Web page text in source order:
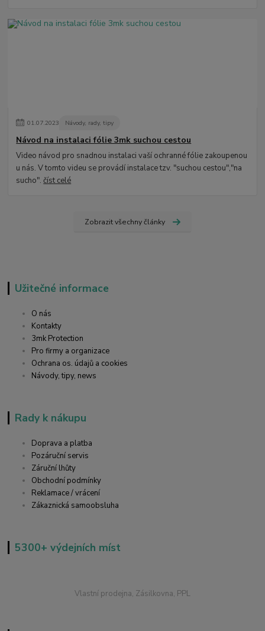
01.07.2023 Návody, rady, tipy
Návod na instalaci fólie 3mk suchou cestou
Video návod pro snadnou instalaci vaší ochranné fólie zakoupenou
u nás. V tomto videu se provádí instalace tzv. "suchou cestou","na
sucho".číst celé
Zobrazit všechny články
Užitečné informace
O nás
Kontakty
3mk Protection
Pro firmy a organizace
Ochrana os. údajů a cookies
Návody, tipy, news
Rady k nákupu
Doprava a platba
Pozáruční servis
Záruční lhůty
Obchodní podmínky
Reklamace / vrácení
Zákaznická samoobsluha
5300+ výdejních míst
Vlastní prodejna, Zásilkovna, PPL